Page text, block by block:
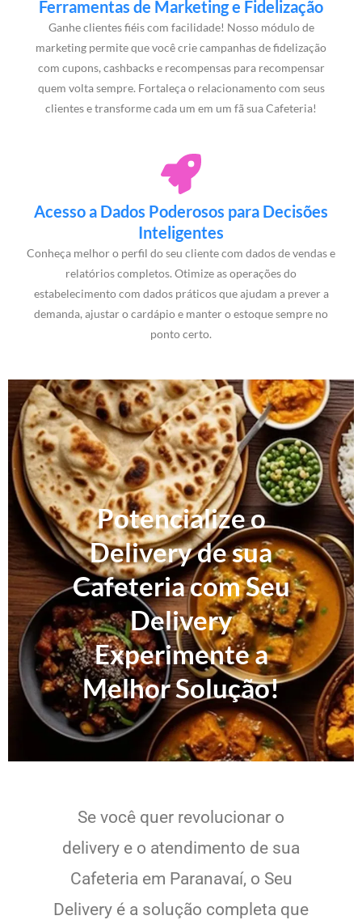
Ferramentas de Marketing e Fidelização
Ganhe clientes fiéis com facilidade! Nosso módulo de
marketing permite que você crie campanhas de fidelização
com cupons, cashbacks e recompensas para recompensar
quem volta sempre. Fortaleça o relacionamento com seus
clientes e transforme cada um em um fã sua Cafeteria!
Acesso a Dados Poderosos para Decisões
Inteligentes
Conheça melhor o perfil do seu cliente com dados de vendas e
relatórios completos. Otimize as operações do
estabelecimento com dados práticos que ajudam a prever a
demanda, ajustar o cardápio e manter o estoque sempre no
ponto certo.
Potencialize o
Delivery de sua
Cafeteria com Seu
Delivery
Experimente a
Melhor Solução!
Se você quer revolucionar o
delivery e o atendimento de sua
Cafeteria em Paranavaí, o Seu
Delivery é a solução completa que